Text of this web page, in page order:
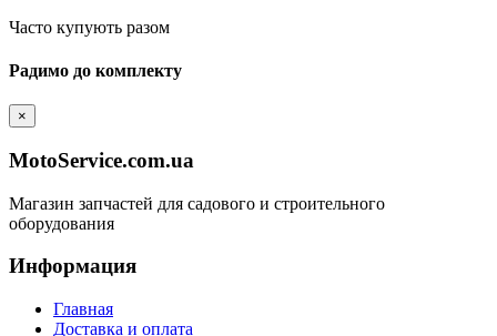
Часто купують разом
Радимо до комплекту
×
MotoService.com.ua
Магазин запчастей для садового и строительного
оборудования
Информация
Главная
Доставка и оплата